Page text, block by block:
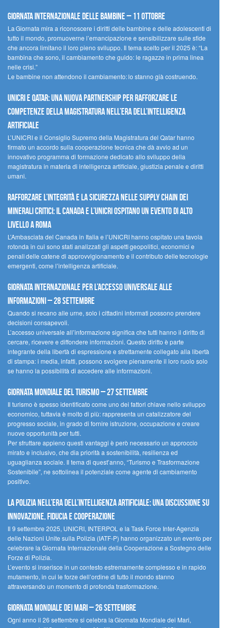
Giornata internazionale delle bambine – 11 ottobre
La Giornata mira a riconoscere i diritti delle bambine e delle adolescenti di
tutto il mondo, promuoverne l’emancipazione e sensibilizzare sulle sfide
che ancora limitano il loro pieno sviluppo. Il tema scelto per il 2025 è: “La
bambina che sono, il cambiamento che guido: le ragazze in prima linea
nelle crisi.”
Le bambine non attendono il cambiamento: lo stanno già costruendo.
UNICRI e Qatar: una nuova partnership per rafforzare le
competenze della magistratura nell’era dell’intelligenza
artificiale
L’UNICRI e il Consiglio Supremo della Magistratura del Qatar hanno
firmato un accordo sulla cooperazione tecnica che dà avvio ad un
innovativo programma di formazione dedicato allo sviluppo della
magistratura in materia di intelligenza artificiale, giustizia penale e diritti
umani.
Rafforzare l’integrità e la sicurezza nelle supply chain dei
minerali critici: il Canada e l’UNICRI ospitano un evento di alto
livello a Roma
L’Ambasciata del Canada in Italia e l’UNICRI hanno ospitato una tavola
rotonda in cui sono stati analizzati gli aspetti geopolitici, economici e
penali delle catene di approvvigionamento e il contributo delle tecnologie
emergenti, come l’intelligenza artificiale.
Giornata internazionale per l’accesso universale alle
informazioni – 28 settembre
Quando si recano alle urne, solo i cittadini informati possono prendere
decisioni consapevoli.
L’accesso universale all’informazione significa che tutti hanno il diritto di
cercare, ricevere e diffondere informazioni. Questo diritto è parte
integrante della libertà di espressione e strettamente collegato alla libertà
di stampa: i media, infatti, possono svolgere pienamente il loro ruolo solo
se hanno la possibilità di accedere alle informazioni.
Giornata mondiale del turismo – 27 settembre
Il turismo è spesso identificato come uno dei fattori chiave nello sviluppo
economico, tuttavia è molto di più: rappresenta un catalizzatore del
progresso sociale, in grado di fornire istruzione, occupazione e creare
nuove opportunità per tutti.
Per sfruttare appieno questi vantaggi è però necessario un approccio
mirato e inclusivo, che dia priorità a sostenibilità, resilienza ed
uguaglianza sociale. Il tema di quest’anno, “Turismo e Trasformazione
Sostenibile”, ne sottolinea il potenziale come agente di cambiamento
positivo.
La polizia nell’era dell’Intelligenza Artificiale: una discussione su
innovazione, fiducia e cooperazione
Il 9 settembre 2025, UNICRI, INTERPOL e la Task Force Inter-Agenzia
delle Nazioni Unite sulla Polizia (IATF-P) hanno organizzato un evento per
celebrare la Giornata Internazionale della Cooperazione a Sostegno delle
Forze di Polizia.
L’evento si inserisce in un contesto estremamente complesso e in rapido
mutamento, in cui le forze dell’ordine di tutto il mondo stanno
attraversando un momento di profonda trasformazione.
Giornata Mondiale dei Mari – 26 settembre
Ogni anno il 26 settembre si celebra la Giornata Mondiale dei Mari,